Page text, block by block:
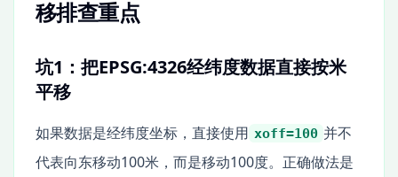
移排查重点
坑1：把EPSG:4326经纬度数据直接按米
平移
如果数据是经纬度坐标，直接使用 xoff=100 并不
代表向东移动100米，而是移动100度。正确做法是